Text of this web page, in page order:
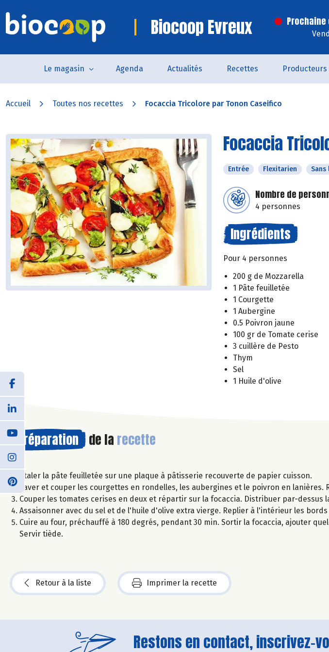
Biocoop Evreux
Le magasin Agenda Actualités Recettes Producteurs
Accueil Toutes nos recettes Focaccia Tricolore par Tonon Caseifico
Focaccia
Entrée Flexitarien Sans
Nombre de
4 personnes
Ingrédients
Pour 4 personnes
200 g de Mozzarella
1 Pâte feuilletée
1 Courgette
1 Aubergine
0.5 Poivron jaune
100 gr de Tomate cerise
3 cuillère de Pesto
Thym
Sel
1 Huile d'olive
Préparation de la recette
Étaler la pâte feuilletée sur une plaque à pâtisserie recouverte de papier cuisson.
Laver et couper les courgettes en rondelles, les aubergines et le poivron en lanières.
Couper les tomates cerises en deux et répartir sur la focaccia. Distribuer par-dessus
Assaisonner avec du sel et de l'huile d'olive extra vierge. Replier à l'intérieur les
Cuire au four, préchauffé à 180 degrés, pendant 30 min. Sortir la focaccia, ajouter
Servir tiède.
Retour à la liste Imprimer la recette
Restons en contact, inscrivez-